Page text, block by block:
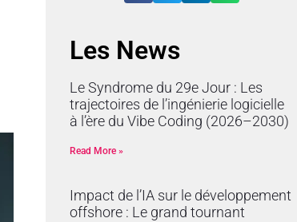
Les News
Le Syndrome du 29e Jour : Les
trajectoires de l’ingénierie logicielle
à l’ère du Vibe Coding (2026–2030)
Read More »
Impact de l’IA sur le développement
offshore : Le grand tournant